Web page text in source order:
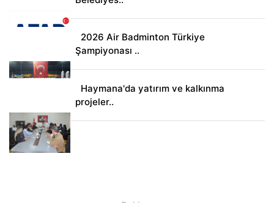
2026 Air Badminton Türkiye
Şampiyonası ..
Haymana'da yatırım ve kalkınma
projeler..